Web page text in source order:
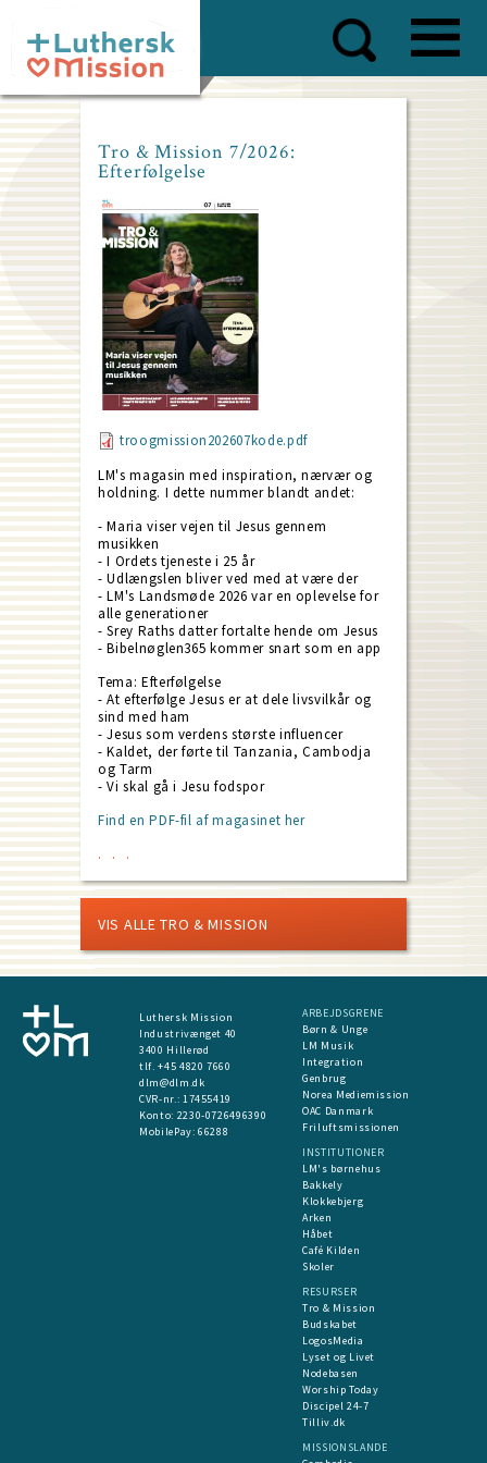
main
content
Tro & Mission 7/2026:
Efterfølgelse
troogmission202607kode.pdf
LM's magasin med inspiration, nærvær og
holdning. I dette nummer blandt andet:
- Maria viser vejen til Jesus gennem
musikken
- I Ordets tjeneste i 25 år
- Udlængslen bliver ved med at være der
- LM's Landsmøde 2026 var en oplevelse for
alle generationer
- Srey Raths datter fortalte hende om Jesus
- Bibelnøglen365 kommer snart som en app
Tema: Efterfølgelse
- At efterfølge Jesus er at dele livsvilkår og
sind med ham
- Jesus som verdens største influencer
- Kaldet, der førte til Tanzania, Cambodja
og Tarm
- Vi skal gå i Jesu fodspor
Find en PDF-fil af magasinet her
VIS ALLE TRO & MISSION
Luthersk Mission
Industrivænget 40
3400 Hillerød
tlf. +45 4820 7660
dlm@dlm.dk
CVR-nr.: 17455419
​Konto: 2230-0726496390
MobilePay:66288
ARBEJDSGRENE
Børn & Unge
LM Musik
Integration
Genbrug
Norea Mediemission
OAC Danmark
Friluftsmissionen
INSTITUTIONER
LM's børnehus
Bakkely
Klokkebjerg
Arken
Håbet
Café Kilden
Skoler
RESURSER
Tro & Mission
Budskabet
LogosMedia
Lyset og Livet
Nodebasen
Worship Today
Discipel 24-7
Tilliv.dk
MISSIONSLANDE